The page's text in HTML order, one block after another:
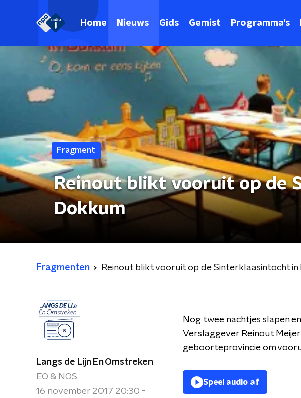
Home Nieuws Gids Gemist Programma's
Fragment
Reinout blikt vooruit op de
Dokkum
Fragmenten Reinout blikt vooruit op de Sinterklaasintocht in
Langs de Lijn En Omstreken
EO & NOS
16 november 2017 20:30 -
Nog twee nachtjes slapen
Verslaggever Reinout
geboorteprovincie om
Speel audio af